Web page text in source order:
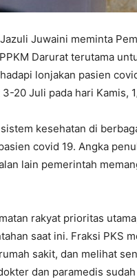
Juwaini meminta
Darurat terutama
lonjakan pasien
20 Juli pada hari Kamis,
kesehatan di
covid 19. Angka
lain pemerintah
rakyat prioritas
saat ini. Fraksi PKS
sakit, dan melihat
dan paramedis